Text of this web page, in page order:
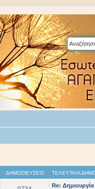
ΔΗΜΟΣΙΕΎΣΕΙΣ ΤΕΛΕΥΤΑΊΑ
Re: